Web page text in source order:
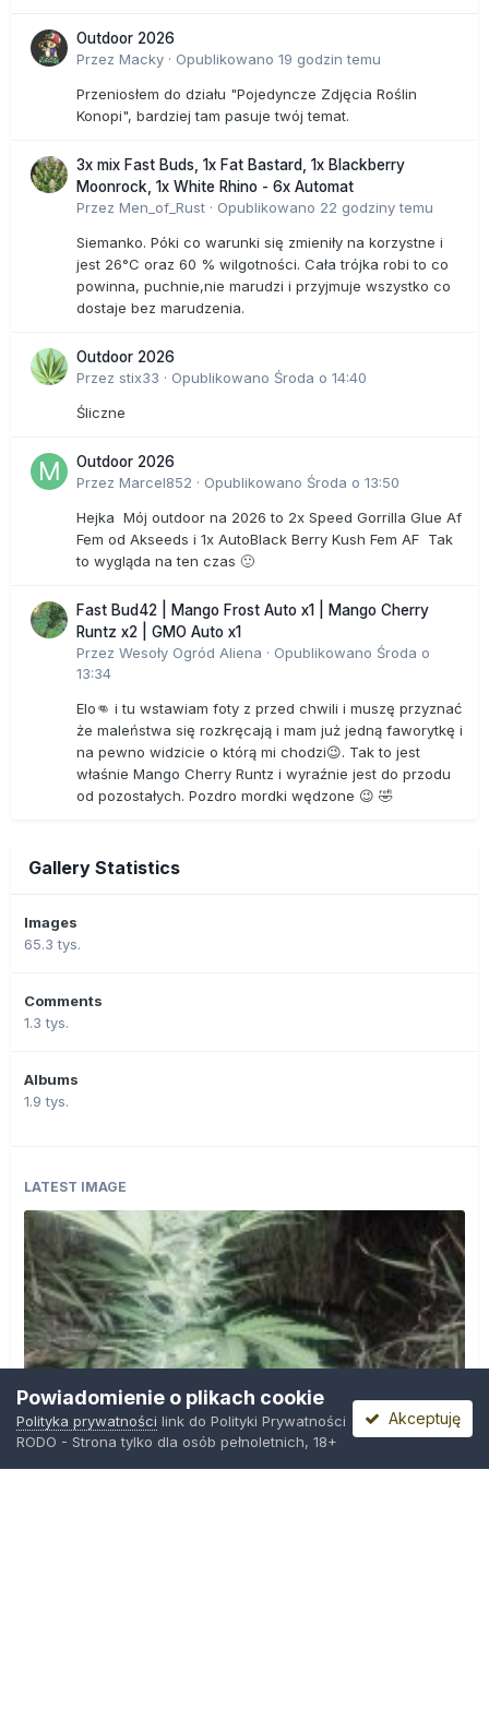
Outdoor 2026
Przez Macky · Opublikowano 19 godzin temu
Przeniosłem do działu "Pojedyncze Zdjęcia Roślin
Konopi", bardziej tam pasuje twój temat.
3x mix Fast Buds, 1x Fat Bastard, 1x Blackberry
Moonrock, 1x White Rhino - 6x Automat
Przez Men_of_Rust · Opublikowano 22 godziny temu
Siemanko. Póki co warunki się zmieniły na korzystne i
jest 26°C oraz 60 % wilgotności. Cała trójka robi to co
powinna, puchnie,nie marudzi i przyjmuje wszystko co
dostaje bez marudzenia.
Outdoor 2026
Przez stix33 · Opublikowano Środa o 14:40
Śliczne
Outdoor 2026
Przez Marcel852 · Opublikowano Środa o 13:50
Hejka Mój outdoor na 2026 to 2x Speed Gorrilla Glue Af
Fem od Akseeds i 1x AutoBlack Berry Kush Fem AF Tak
to wygląda na ten czas 🙂
Fast Bud42 | Mango Frost Auto x1 | Mango Cherry
Runtz x2 | GMO Auto x1
Przez Wesoły Ogród Aliena · Opublikowano Środa o
13:34
Elo👊 i tu wstawiam foty z przed chwili i muszę przyznać
że maleństwa się rozkręcają i mam już jedną faworytkę i
na pewno widzicie o którą mi chodzi😉. Tak to jest
właśnie Mango Cherry Runtz i wyraźnie jest do przodu
od pozostałych. Pozdro mordki wędzone 😉 🤣
Gallery Statistics
Images
65.3 tys.
Comments
1.3 tys.
Albums
1.9 tys.
LATEST IMAGE
Powiadomienie o plikach cookie
Polityka prywatności link do Polityki Prywatności
RODO - Strona tylko dla osób pełnoletnich, 18+
Akceptuję